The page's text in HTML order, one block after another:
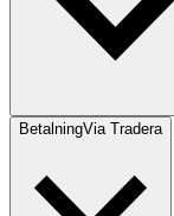
BetalningVia Tradera